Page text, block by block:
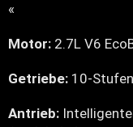
«
Motor: 2.7L V6
Getriebe: 10-
Antrieb: